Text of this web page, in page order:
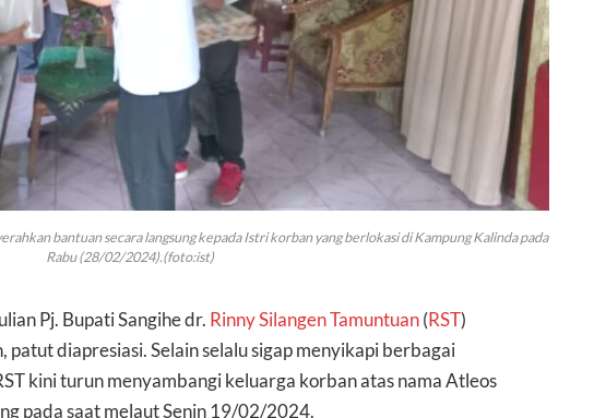
bantuan secara langsung kepada Istri korban yang berlokasi di Kampung Kalinda pada
Rabu (28/02/2024).(foto:ist)
Pj. Bupati Sangihe dr. Rinny Silangen Tamuntuan (RST)
diapresiasi. Selain selalu sigap menyikapi berbagai
kini turun menyambangi keluarga korban atas nama Atleos
pada saat melaut Senin 19/02/2024.